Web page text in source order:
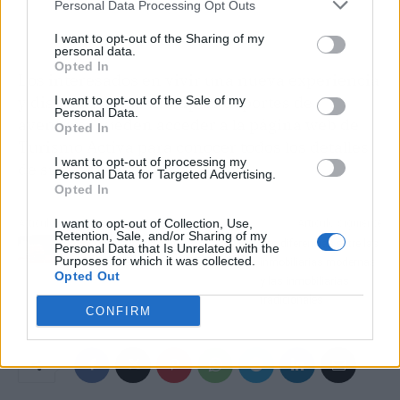
Personal Data Processing Opt Outs
I want to opt-out of the Sharing of my
personal data.
Opted In
I want to opt-out of the Sale of my
Personal Data.
Opted In
I want to opt-out of processing my
Personal Data for Targeted Advertising.
Opted In
I want to opt-out of Collection, Use,
Retention, Sale, and/or Sharing of my
Personal Data that Is Unrelated with the
Purposes for which it was collected.
Opted Out
CONFIRM
Los interesados en vivir una nueva experiencia
y disfrutar de los múltiples deportes de
aventura, pueden acceder a la página web de
de sus servicios.
Artículo anterior
¿Por qué es importante
tener ya una baliza V-16?
Las diferencias entre las
tradicionales